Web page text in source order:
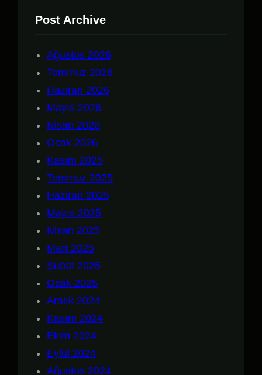
Post Archive
Ağustos 2026
Temmuz 2026
Haziran 2026
Mayıs 2026
Nisan 2026
Ocak 2026
Kasım 2025
Temmuz 2025
Haziran 2025
Mayıs 2025
Nisan 2025
Mart 2025
Şubat 2025
Ocak 2025
Aralık 2024
Kasım 2024
Ekim 2024
Eylül 2024
Ağustos 2024